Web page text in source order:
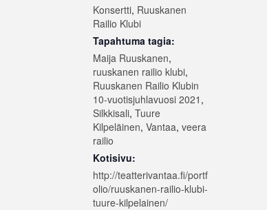
Konsertti, Ruuskanen
Railio Klubi
Tapahtuma tagia:
Maija Ruuskanen,
ruuskanen railio klubi,
Ruuskanen Railio Klubin
10-vuotisjuhlavuosi 2021 ,
Silkkisali, Tuure
Kilpeläinen, Vantaa, veera
railio
Kotisivu:
http://teatterivantaa.fi/portf
olio/ruuskanen-railio-klubi-
tuure-kilpelainen/